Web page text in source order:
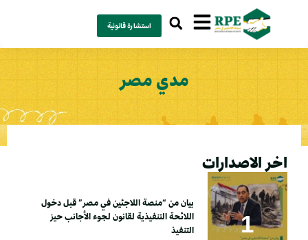
استشارة قانونية
مدي مصر
اخر الاصدارات
بيان من “منصة اللاجئين في مصر” قبل دخول
اللائحة التنفيذية لقانون لجوء الأجانب حيز
التنفيذ